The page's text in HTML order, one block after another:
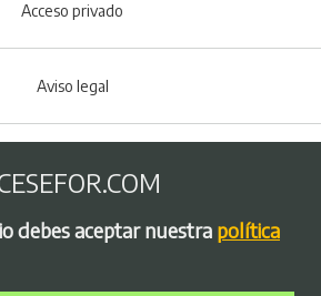
Acceso privado
Aviso legal
Política de privacidad
debes aceptar nuestra política